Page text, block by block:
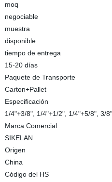
moq
negociable
muestra
disponible
tiempo de entrega
15-20 días
Paquete de Transporte
Carton+Pallet
Especificación
1/4"+3/8", 1/4"+1/2", 1/4"+5/8", 3/
Marca Comercial
SIKELAN
Origen
China
Código del HS